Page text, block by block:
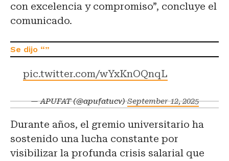
con excelencia y compromiso”, concluye el
comunicado.
pic.twitter.com/wYxKnOQnqL
— APUFAT (@apufatucv)September 12, 2025
Durante años, el gremio universitario ha
sostenido una lucha constante por
visibilizar la profunda crisis salarial que